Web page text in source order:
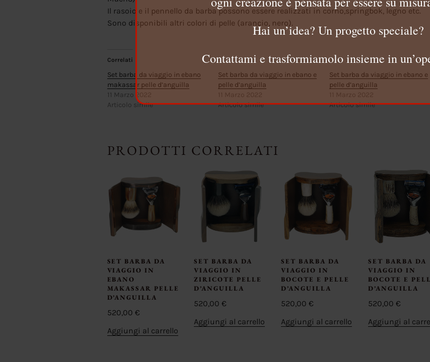
Il rasoio e il pennello da barba possono essere realizzati in corno,springbok, legno etc.
Sono disponibili altri colori di pelle (arancio, nero).
Correlati
Set barba da viaggio in ebano
makassar pelle d’anguilla
11 Marzo 2022
Articolo simile
Set barba da viaggio in ebano e
pelle d’anguilla
11 Marzo 2022
Articolo simile
Set barba da viaggio in ebano e
pelle d’anguilla
11 Marzo 2022
Articolo simile
PRODOTTI CORRELATI
SET BARBA DA
VIAGGIO IN
EBANO
MAKASSAR PELLE
D’ANGUILLA
520,00 €
Aggiungi al carrello
SET BARBA DA
VIAGGIO IN
ZIRICOTE PELLE
D’ANGUILLA
520,00 €
Aggiungi al carrello
SET BARBA DA
VIAGGIO IN
BOCOTE E PELLE
D’ANGUILLA
520,00 €
Aggiungi al carrello
SET BARBA DA
VIAGGIO IN
BOCOTE E
D’ANGUILLA
520,00 €
Aggiungi al
Hai un’idea? Un progetto speciale?
Contattami e trasformiamolo insieme in